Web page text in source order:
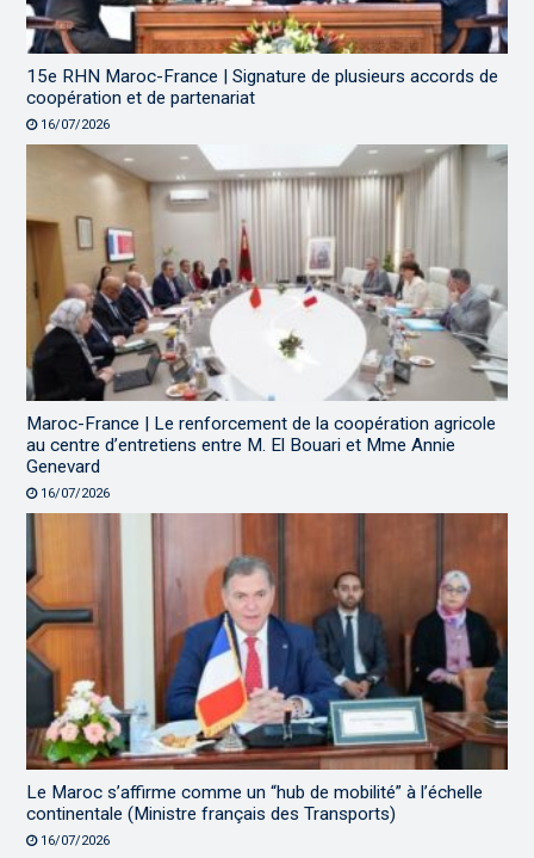
15e RHN Maroc-France | Signature de plusieurs accords de
coopération et de partenariat
16/07/2026
Maroc-France | Le renforcement de la coopération agricole
au centre d’entretiens entre M. El Bouari et Mme Annie
Genevard
16/07/2026
Le Maroc s’affirme comme un “hub de mobilité” à l’échelle
continentale (Ministre français des Transports)
16/07/2026